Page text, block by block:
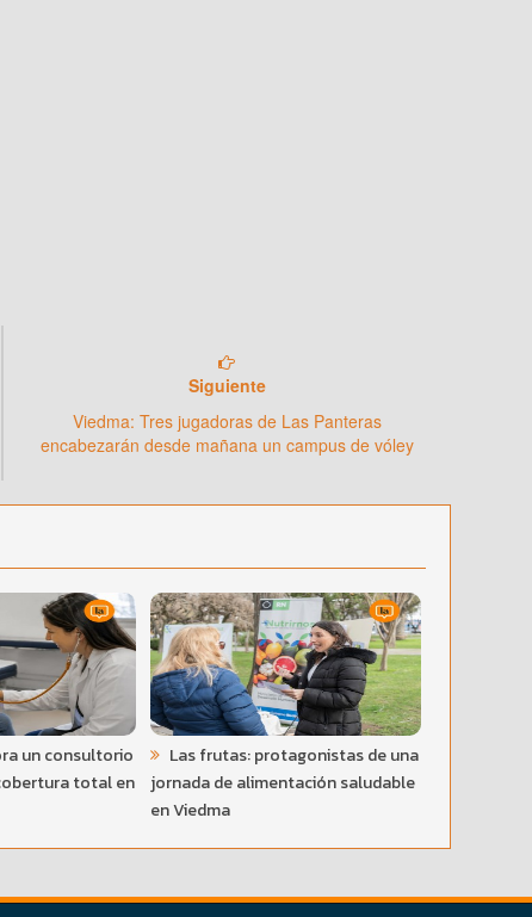
Siguiente
Viedma: Tres jugadoras de Las Panteras
encabezarán desde mañana un campus de vóley
un consultorio
total en
Las frutas: protagonistas de una
jornada de alimentación saludable
en Viedma